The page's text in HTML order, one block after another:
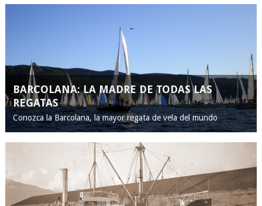
BARCOLANA: LA MADRE DE TODAS LAS
REGATAS
Conozca la Barcolana, la mayor regata de vela del mundo